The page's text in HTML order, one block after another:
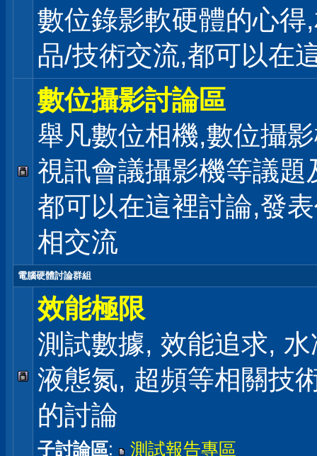
數位錄影軟硬體的心得
品/技術交流,都可以在
數位攝影討論區
舉凡數位相機,數位攝
視訊會議攝影機等議題
都可以在這裡討論,發
相交流
電腦硬體討論群組
效能極限
測試數據, 效能追求,
液態氮, 超頻等相關技
的討論
子討論區: 測試報告專區